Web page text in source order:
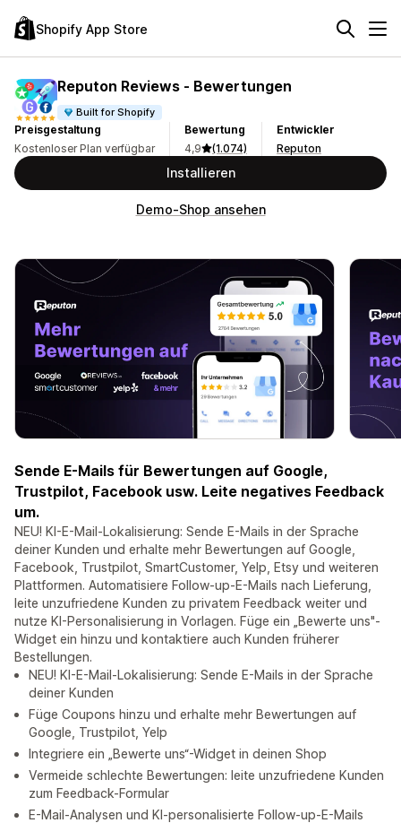
Shopify App Store
Reputon Reviews ‑ Bewertungen
Built for Shopify
Preisgestaltung
Kostenloser Plan verfügbar
Bewertung
4,9
(1.074)
Entwickler
Reputon
Installieren
Demo-Shop ansehen
Sende E-Mails für Bewertungen auf Google,
Trustpilot, Facebook usw. Leite negatives Feedback
um.
NEU! KI-E-Mail-Lokalisierung: Sende E-Mails in der Sprache
deiner Kunden und erhalte mehr Bewertungen auf Google,
Facebook, Trustpilot, SmartCustomer, Yelp, Etsy und weiteren
Plattformen. Automatisiere Follow-up-E-Mails nach Lieferung,
leite unzufriedene Kunden zu privatem Feedback weiter und
nutze KI-Personalisierung in Vorlagen. Füge ein „Bewerte uns"-
Widget ein hinzu und kontaktiere auch Kunden früherer
Bestellungen.
NEU! KI-E-Mail-Lokalisierung: Sende E-Mails in der Sprache
deiner Kunden
Füge Coupons hinzu und erhalte mehr Bewertungen auf
Google, Trustpilot, Yelp
Integriere ein „Bewerte uns“-Widget in deinen Shop
Vermeide schlechte Bewertungen: leite unzufriedene Kunden
zum Feedback-Formular
E-Mail-Analysen und KI-personalisierte Follow-up-E-Mails